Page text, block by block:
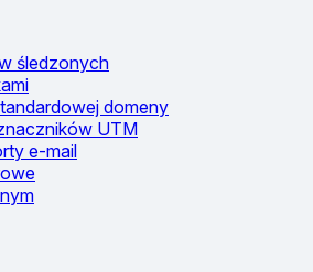
śledzonych
domeny
UTM
e-mail